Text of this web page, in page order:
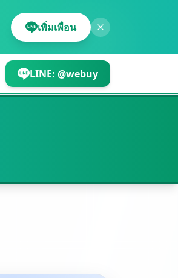
เพิ่มเพื่อน
LINE: @webuy